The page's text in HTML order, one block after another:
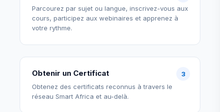
Parcourez par sujet ou langue, inscrivez-vous aux
cours, participez aux webinaires et apprenez à
votre rythme.
Obtenir un Certificat
Obtenez des certificats reconnus à travers le
réseau Smart Africa et au-delà.